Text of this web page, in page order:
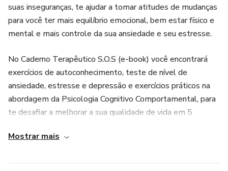
suas inseguranças, te ajudar a tomar atitudes de mudanças
para você ter mais equilíbrio emocional, bem estar físico e
mental e mais controle da sua ansiedade e seu estresse.
No Caderno Terapêutico S.O.S (e-book) você encontrará
exercícios de autoconhecimento, teste de nível de
ansiedade, estresse e depressão e exercícios práticos na
abordagem da Psicologia Cognitivo Comportamental, para
te desafiar a melhorar a sua qualidade de vida em 5
de uso do Caderno¨, ¨Sessão de respiração e relaxamento
Mostrar mais